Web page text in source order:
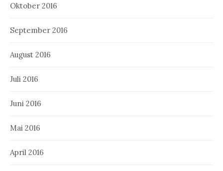
Oktober 2016
September 2016
August 2016
Juli 2016
Juni 2016
Mai 2016
April 2016